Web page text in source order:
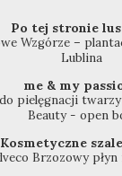
Po tej stronie
Wzgórze –
Lublina
me & my
pielęgnacji
Beauty - open
Kosmetyczne
Brzozowy